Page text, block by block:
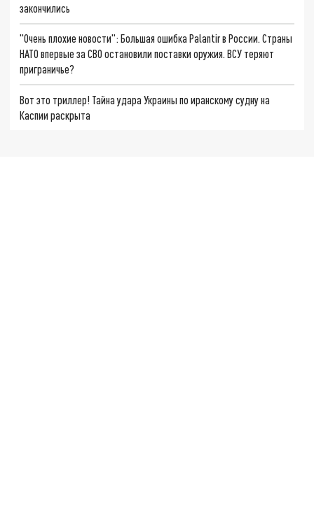
закончились
"Очень плохие новости": Большая ошибка Palantir в России. Страны
НАТО впервые за СВО остановили поставки оружия. ВСУ теряют
приграничье?
Вот это триллер! Тайна удара Украины по иранскому судну на
Каспии раскрыта